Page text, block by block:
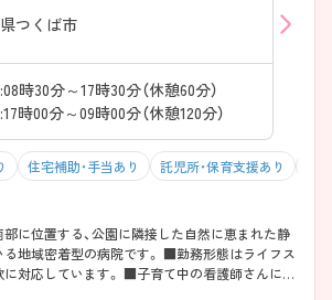
つくば市
時30分～17時30分（休憩60分）
時00分～09時00分（休憩120分）
住宅補助・手当あり 託児所・保育支援あり
に位置する、公園に隣接した自然に恵まれた静
地域密着型の病院です。 ■勤務形態はライフス
対応しています。 ■子育て中の看護師さんには